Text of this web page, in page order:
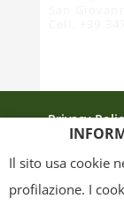
Privacy
Il sito usa cookie
profilazione. I